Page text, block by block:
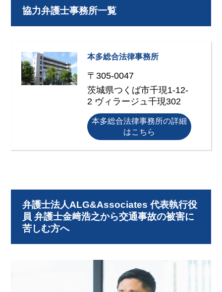
協力弁護士事務所一覧
本多総合法律事務所
〒305-0047
茨城県つくば市千現1-12-
2 ヴィラージュ千現302
本多総合法律事務所の詳細
はこちら
弁護士法人ALG&Associates 代表執行役
員弁護士金﨑浩之から交通事故の被害に
苦しむ方へ